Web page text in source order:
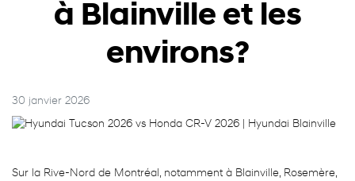
à Blainville et les
environs?
30 janvier 2026
Sur la Rive-Nord de Montréal, notamment à Blainville, Rosemère,